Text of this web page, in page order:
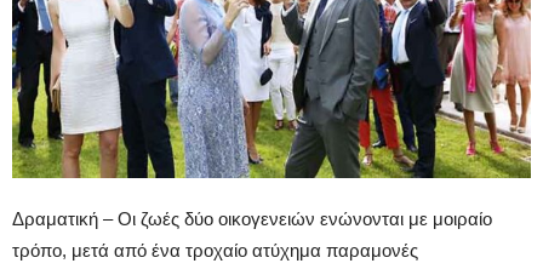
Δραματική – Οι ζωές δύο οικογενειών ενώνονται με μοιραίο
τρόπο, μετά από ένα τροχαίο ατύχημα παραμονές